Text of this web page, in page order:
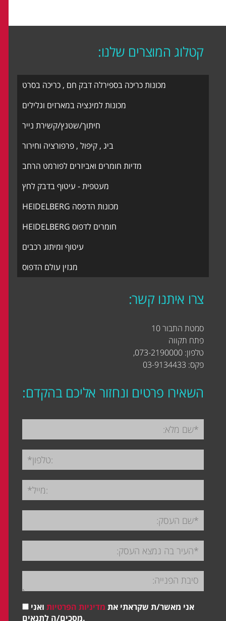
קטלוג המוצרים שלנו:
מכונות כריכה בספירלה דבק חם , כריכה בסרט
מכונות למינציה במארזים וגלילים
חיתוך/שטנץ/קשירת נייר
ביג , קיפול , פרפורציה וחירור
מדיות חומרים ואביזרים לפורמט הרחב
מעטפית - עיטוף בדבק לחץ
מכונות הדפסה HEIDELBERG
חומרים לדפוס HEIDELBERG
עיטוף ומיתוג רכבים
מגזין עולם הדפוס
צרו איתנו קשר:
סמטת התבור 10
פתח תקווה
טלפון: 073-2190000,
פקס: 03-9134433
השאירו פרטים ונחזור אליכם בהקדם:
אני מאשר/ת שקראתי את מדיניות הפרטיות ואני
מסכים/ה לתנאים.